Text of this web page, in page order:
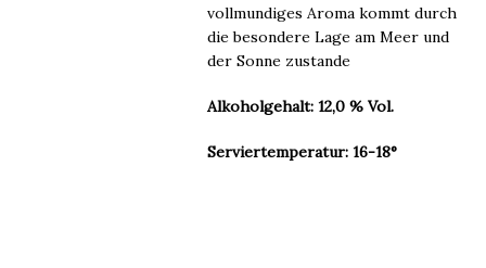
vollmundiges Aroma kommt durch
die besondere Lage am Meer und
der Sonne zustande
Alkoholgehalt: 12,0 % Vol.
Serviertemperatur: 16-18°